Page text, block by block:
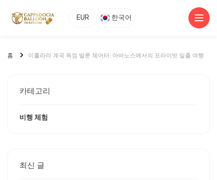
EUR 한국어
홈 이흘라라 계곡 독점 발룬 체어터: 아바노스에서의 프라이빗 일출 여행
카테고리
비행 체험
최신 글